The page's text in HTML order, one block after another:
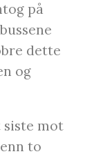
på
dette
og
mot
to